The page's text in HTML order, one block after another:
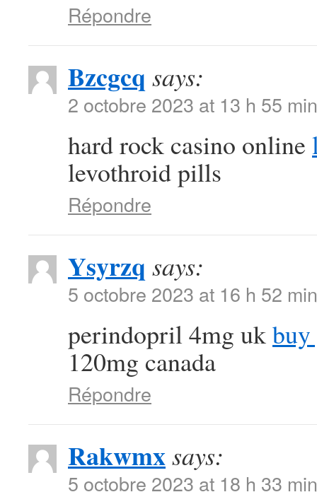
Répondre
Bzcgcq says:
2 octobre 2023 at 13 h 55 min
hard rock casino online
levothroid pills
Répondre
Ysyrzq says:
5 octobre 2023 at 16 h 52 min
perindopril 4mg ukbuy
120mg canada
Répondre
Rakwmxsays:
5 octobre 2023 at 18 h 33 min